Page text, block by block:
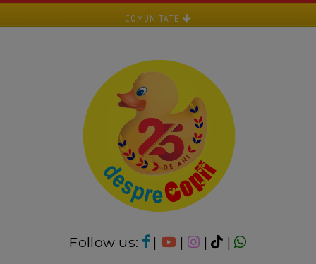
COMUNITATE
Follow us: | | |
|